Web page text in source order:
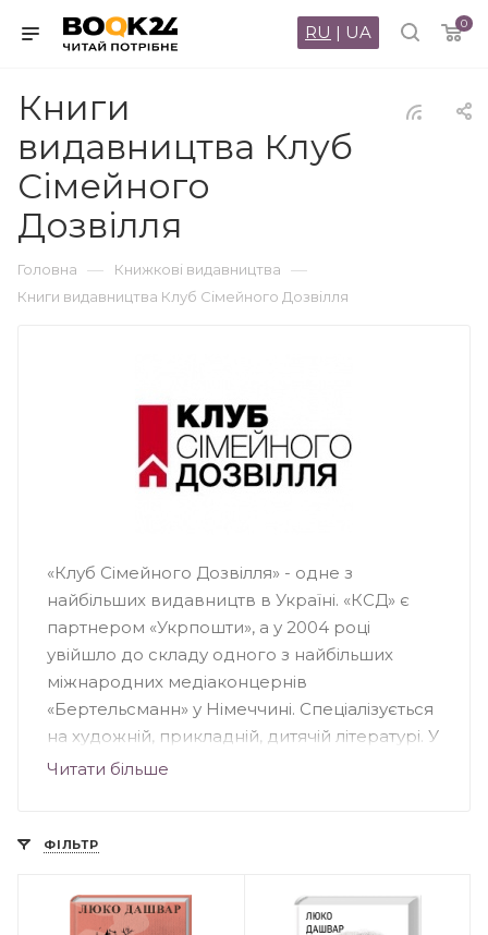
0
RU | UA
Книги
видавництва Клуб
Сімейного
Дозвілля
Головна — Книжкові видавництва —
Книги видавництва Клуб Сімейного Дозвілля
«Клуб Сімейного Дозвілля» - одне з
найбільших видавництв в Україні. «КСД» є
партнером «Укрпошти», а у 2004 році
увійшло до складу одного з найбільших
міжнародних медіаконцернів
«Бертельсманн» у Німеччині. Спеціалізується
на художній, прикладній, дитячій літературі. У
видавництві вийшли друком світові
інших. У «КДС» побачили світ книги
Роздобудько, Андрія Кокотюхи та інших.
«КСД» займається багатьма книжковими
Читати більше
ФІЛЬТР